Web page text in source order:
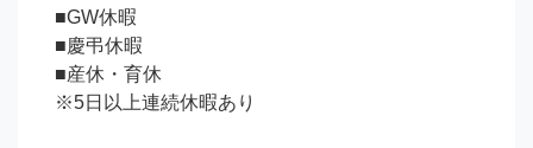
■GW休暇
■慶弔休暇
■産休・育休